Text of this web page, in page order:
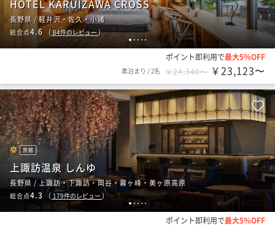
1 2 3 4 5
HOTEL KARUIZAWA CROSS
長野県 / 軽井沢・佐久・小諸
総合点4.6（84件のレビュー）
ポイント即利用で最大5％OFF
素泊まり /2名 ￥24,340〜 ￥23,123〜
12 3 4 5
旅館
上諏訪温泉 しんゆ
長野県 / 上諏訪・下諏訪・岡谷・霧ヶ峰・美ヶ原高原
総合点4.3 （ 179件のレビュー ）
ポイント即利用で最大5％OFF